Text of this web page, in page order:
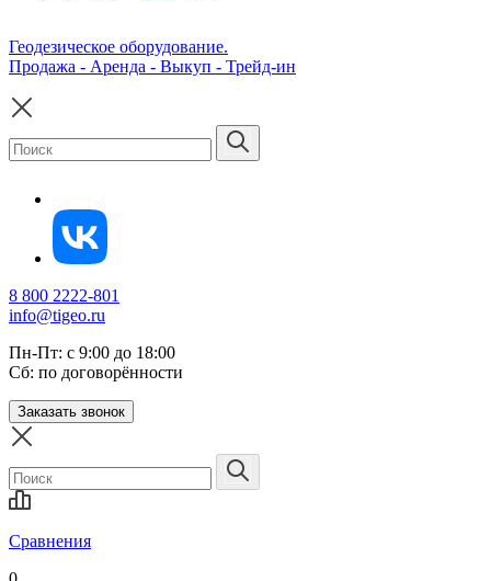
Геодезическое оборудование.
Продажа - Аренда - Выкуп - Трейд-ин
8 800 2222-801
info@tigeo.ru
Пн-Пт: с 9:00 до 18:00
Сб: по договорённости
Заказать звонок
Сравнения